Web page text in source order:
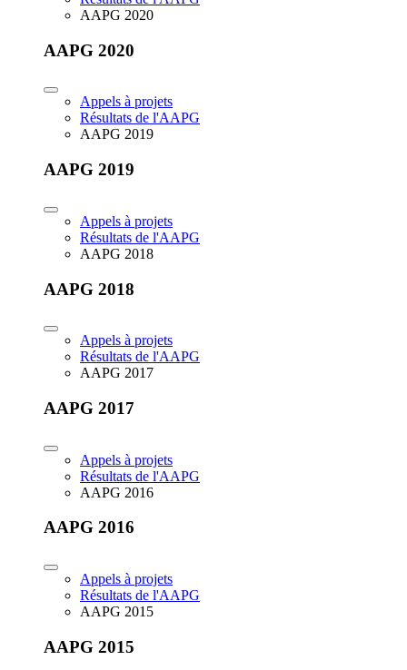
AAPG 2020
AAPG 2020
Appels à projets
Résultats de l'AAPG
AAPG 2019
AAPG 2019
Appels à projets
Résultats de l'AAPG
AAPG 2018
AAPG 2018
Appels à projets
Résultats de l'AAPG
AAPG 2017
AAPG 2017
Appels à projets
Résultats de l'AAPG
AAPG 2016
AAPG 2016
Appels à projets
Résultats de l'AAPG
AAPG 2015
AAPG 2015